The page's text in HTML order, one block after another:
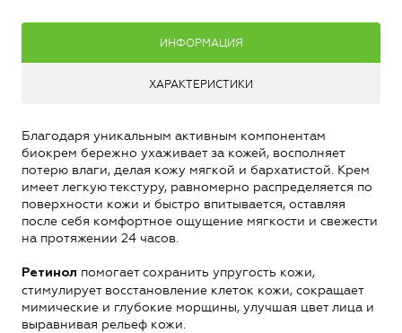
ИНФОРМАЦИЯ
ХАРАКТЕРИСТИКИ
Благодаря уникальным активным компонентам
биокрем бережно ухаживает за кожей, восполняет
потерю влаги, делая кожу мягкой и бархатистой. Крем
имеет легкую текстуру, равномерно распределяется по
поверхности кожи и быстро впитывается, оставляя
после себя комфортное ощущение мягкости и свежести
на протяжении 24 часов.
Ретинол помогает сохранить упругость кожи,
стимулирует восстановление клеток кожи, сокращает
мимические и глубокие морщины, улучшая цвет лица и
выравнивая рельеф кожи.